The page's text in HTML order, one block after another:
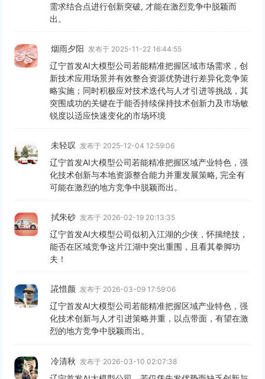
需求结合点进行创新突破, 才能在激烈竞争中脱颖而
出。
烟雨夕阳 发布于 2025-11-22 16:44:55
辽宁首发AI大模型公司若能精准把握区域市场需求，创
新技术应用场景并有效整合资源优势进行差异化竞争策
略实施；同时积极应对技术迭代与人才引进等挑战，其
突围成功的关键在于能否持续保持技术创新力及市场敏
锐度以适应快速变化的市场环境
未轻叹 发布于 2025-12-04 12:59:06
辽宁首发AI大模型公司若能精准把握区域产业特色，强
化技术创新与本地资源整合能力并重发展策略, 完全有
可能在激烈的地方竞争中脱颖而出。
拭朱砂 发布于 2026-02-19 20:13:35
辽宁首发AI大模型公司似初入江湖的少侠，怀揣绝技，
能否在区域竞争这片江湖中突出重围，且看其拳脚功
夫！
誮惜颜 发布于 2026-03-09 17:59:06
辽宁首发AI大模型公司若能精准把握区域产业特色，强
化技术创新与人才引进策略并重，以点带面，有望在激
烈的地方竞争中脱颖而出。
冷清秋 发布于 2026-03-10 02:07:38